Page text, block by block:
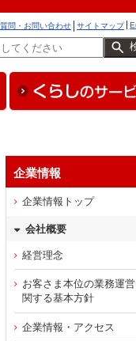
サイトマップ
問・お問い合わせ
企業情報
企業情報トップ
会社概要
経営理念
お客さま本位の業務運
関する基本方針
企業情報・アクセス